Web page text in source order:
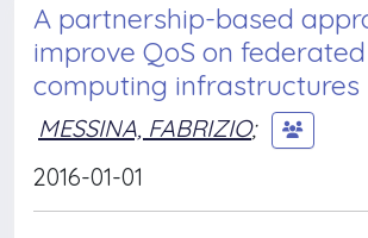
A partnership-based
improve QoS on federated
computing infrastructures
MESSINA, FABRIZIO;
2016-01-01